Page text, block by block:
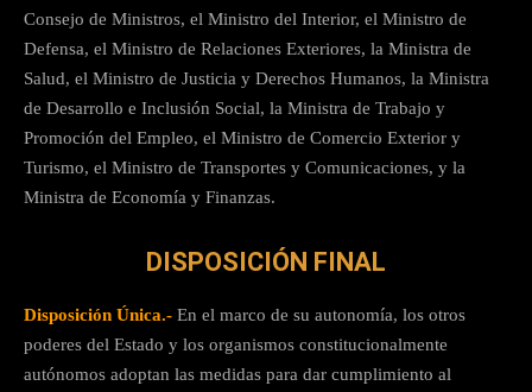
Consejo de Ministros, el Ministro del Interior, el Ministro de
Defensa, el Ministro de Relaciones Exteriores, la Ministra de
Salud, el Ministro de Justicia y Derechos Humanos, la Ministra
de Desarrollo e Inclusión Social, la Ministra de Trabajo y
Promoción del Empleo, el Ministro de Comercio Exterior y
Turismo, el Ministro de Transportes y Comunicaciones, y la
Ministra de Economía y Finanzas.
DISPOSICIÓN FINAL
Disposición Única.- En el marco de su autonomía, los otros
poderes del Estado y los organismos constitucionalmente
autónomos adoptan las medidas para dar cumplimiento al